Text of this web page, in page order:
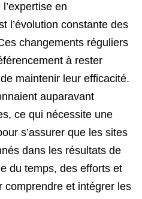
en
l’évolution constante des
changements réguliers
à rester
maintenir leur efficacité.
auparavant
ce qui nécessite une
s’assurer que les sites
dans les résultats de
du temps, des efforts et
comprendre et intégrer les